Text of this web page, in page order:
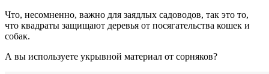
Что, несомненно, важно для заядлых садоводов, так это то,
что квадраты защищают деревья от посягательства кошек и
собак.
А вы используете укрывной материал от сорняков?